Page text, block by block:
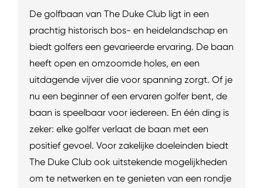
De golfbaan van The Duke Club ligt in een
prachtig historisch bos- en heidelandschap en
biedt golfers een gevarieerde ervaring. De baan
heeft open en omzoomde holes, en een
uitdagende vijver die voor spanning zorgt. Of je
nu een beginner of een ervaren golfer bent, de
baan is speelbaar voor iedereen. En één ding is
zeker: elke golfer verlaat de baan met een
positief gevoel. Voor zakelijke doeleinden biedt
The Duke Club ook uitstekende mogelijkheden
om te netwerken en te genieten van een rondje